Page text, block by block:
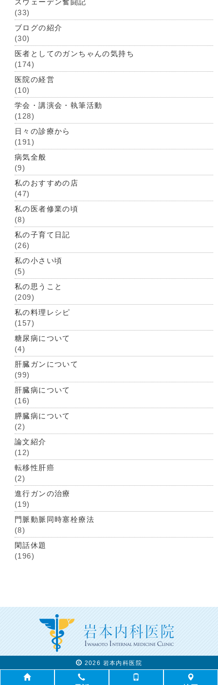
スウェーデン奮闘記
(33)
ブログの紹介
(30)
医者としてのガンちゃんの気持ち
(174)
医院の経営
(10)
学会・講演会・執筆活動
(128)
日々の診療から
(191)
病気全般
(9)
私のおすすめの店
(47)
私の医者修業の頃
(8)
私の子育て日記
(26)
私の小さい頃
(5)
私の思うこと
(209)
私の料理レシピ
(157)
糖尿病について
(4)
肝臓ガンについて
(99)
肝臓病について
(16)
膵臓病について
(2)
論文紹介
(12)
転移性肝癌
(2)
進行ガンの治療
(19)
門脈動脈同時塞栓療法
(8)
閑話休題
(196)
2026 岩本内科医院